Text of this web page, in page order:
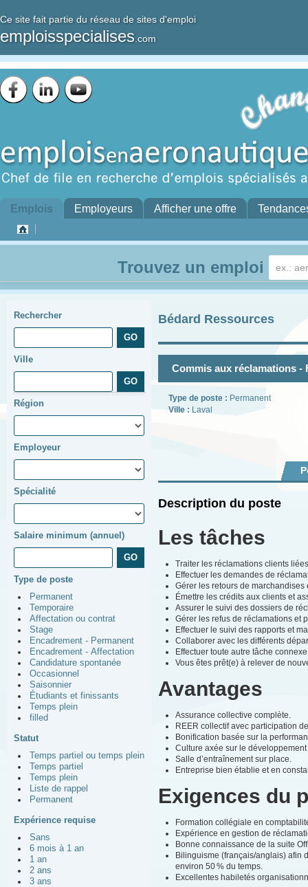
Ce site fait partie du réseau de sites d'emploi
emploisspecialises .com
Emplois Employeurs Afficher une offre
Trouvez un emploi
Rechercher
Ville
Région
Employeur
Spécialité
Salaire minimum (annuel)
Type de poste
Permanent
Temporaire
Affectation ou contrat
Stage
Encadrement - Permanent
Encadrement - Affectation
Candidature spontanée
Occasionnel
Saisonnier
Étudiants et finissants
Temps plein
filled
Statut
Temps partiel ou temps plein
Temps partiel
Temps plein
Liste de rappel
Permanent
Expérience requise
Sans
6 mois à 1 an
1 an
2 ans
3 ans
Bédard Ressources
Commis aux réclamations -
Type de poste : Permanent
Ville : Laval
Description du poste
Les tâches
Traiter les réclamations clients
Effectuer les demandes de
Gérer les retours de marchandises
Émettre les crédits aux clients et
Assurer le suivi des dossiers de
Gérer les refus de réclamations et
Effectuer le suivi des rapports et
Collaborer avec les différents
Effectuer toute autre tâche
Vous êtes prêt(e) à relever de
Avantages
Assurance collective complète.
REER collectif avec participation
Bonification basée sur la
Culture axée sur le
Salle d’entraînement sur place.
Entreprise bien établie et en
Exigences du
Formation collégiale en
Expérience en gestion de
Bonne connaissance de la suite
Bilinguisme (français/anglais) afin
environ 50 % du temps.
Excellentes habiletés